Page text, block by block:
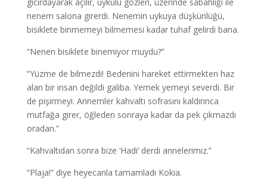
nenem salona girerdi. Nenemin uykuya düşkünlüğü,
bisiklete binmemeyi bilmemesi kadar tuhaf gelirdi bana.
“Nenen bisiklete binemiyor muydu?”
“Yüzme de bilmezdi! Bedenini hareket ettirmekten haz
alan bir insan değildi galiba. Yemek yemeyi severdi. Bir
de pişirmeyi. Annemler kahvaltı sofrasını kaldırınca
mutfağa girer, öğleden sonraya kadar da pek çıkmazdı
oradan.”
“Kahvaltıdan sonra bize ‘Hadi’ derdi annelerimiz.”
“Plaja!” diye heyecanla tamamladı Kokia.